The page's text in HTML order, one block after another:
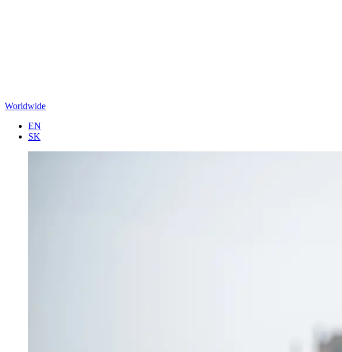
Worldwide
EN
SK